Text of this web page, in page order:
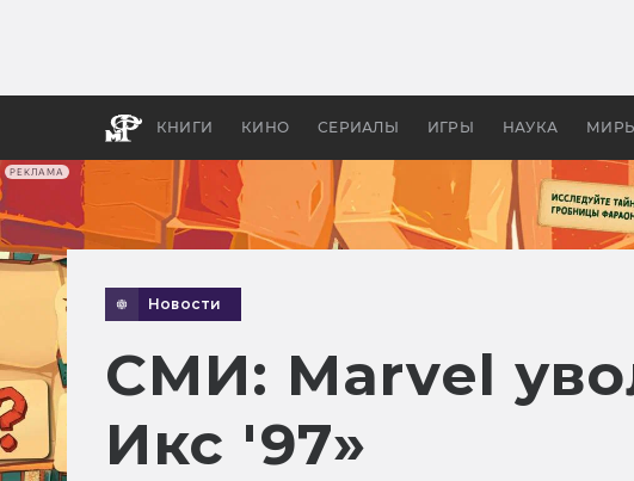
РЕКЛАМА
КНИГИ КИНО СЕРИАЛЫ ИГРЫ НАУКА
апокалипсис, в
Новости
СМИ: Marvel
Икс '97»